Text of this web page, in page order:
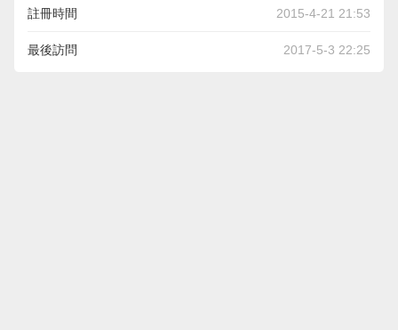
註冊時間 2015-4-21 21:53
最後訪問 2017-5-3 22:25